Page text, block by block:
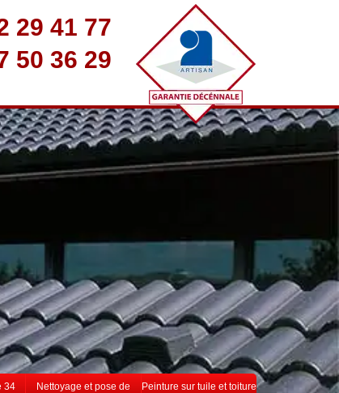
29 41 77
50 36 29
34
Nettoyage et pose de
Peinture sur tuile et toiture